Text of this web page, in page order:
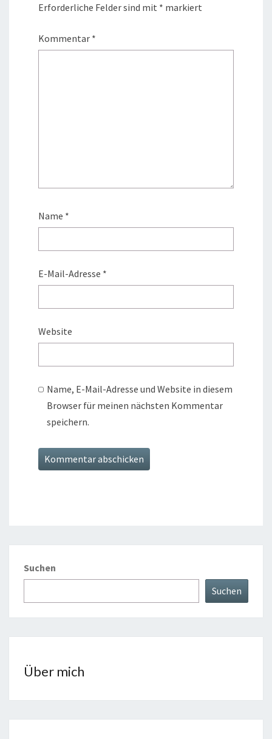
Erforderliche Felder sind mit * markiert
Kommentar *
Name *
E-Mail-Adresse *
Website
Name, E-Mail-Adresse und Website in diesem
Browser für meinen nächsten Kommentar
speichern.
Suchen
Suchen
Über mich